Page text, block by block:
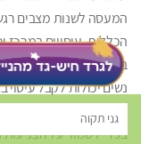
גני תקוה
המעסה לשנות מצבים
הכללית. עיסויים במרכז
באורח החיים המסורתי.
נשים יכולות לקבל עיסוי
גברים יכולים לקבל
בכדי לשמור על הצניעות